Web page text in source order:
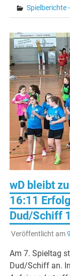
Spielberichte
wD bleibt
16:11
Dud/Schiff
Veröffentlicht am
Am 7. Spieltag
Dud/Schiff an.